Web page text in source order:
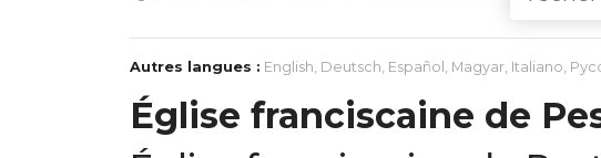
Autres langues : English, Deutsch, Español , Magyar, Italiano,
Église franciscaine de